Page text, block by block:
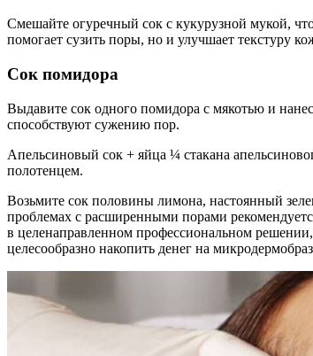
Смешайте огуречный сок с кукурузной мукой,
помогает сузить поры, но и улучшает текстуру
Сок помидора
Выдавите сок одного помидора с мякотью и
способствуют сужению пор.
Апельсиновый сок + яйца ¼ стакана
полотенцем.
Возьмите сок половины лимона, настоянный
проблемах с расширенными порами
в целенаправленном профессиональном
целесообразно накопить денег на